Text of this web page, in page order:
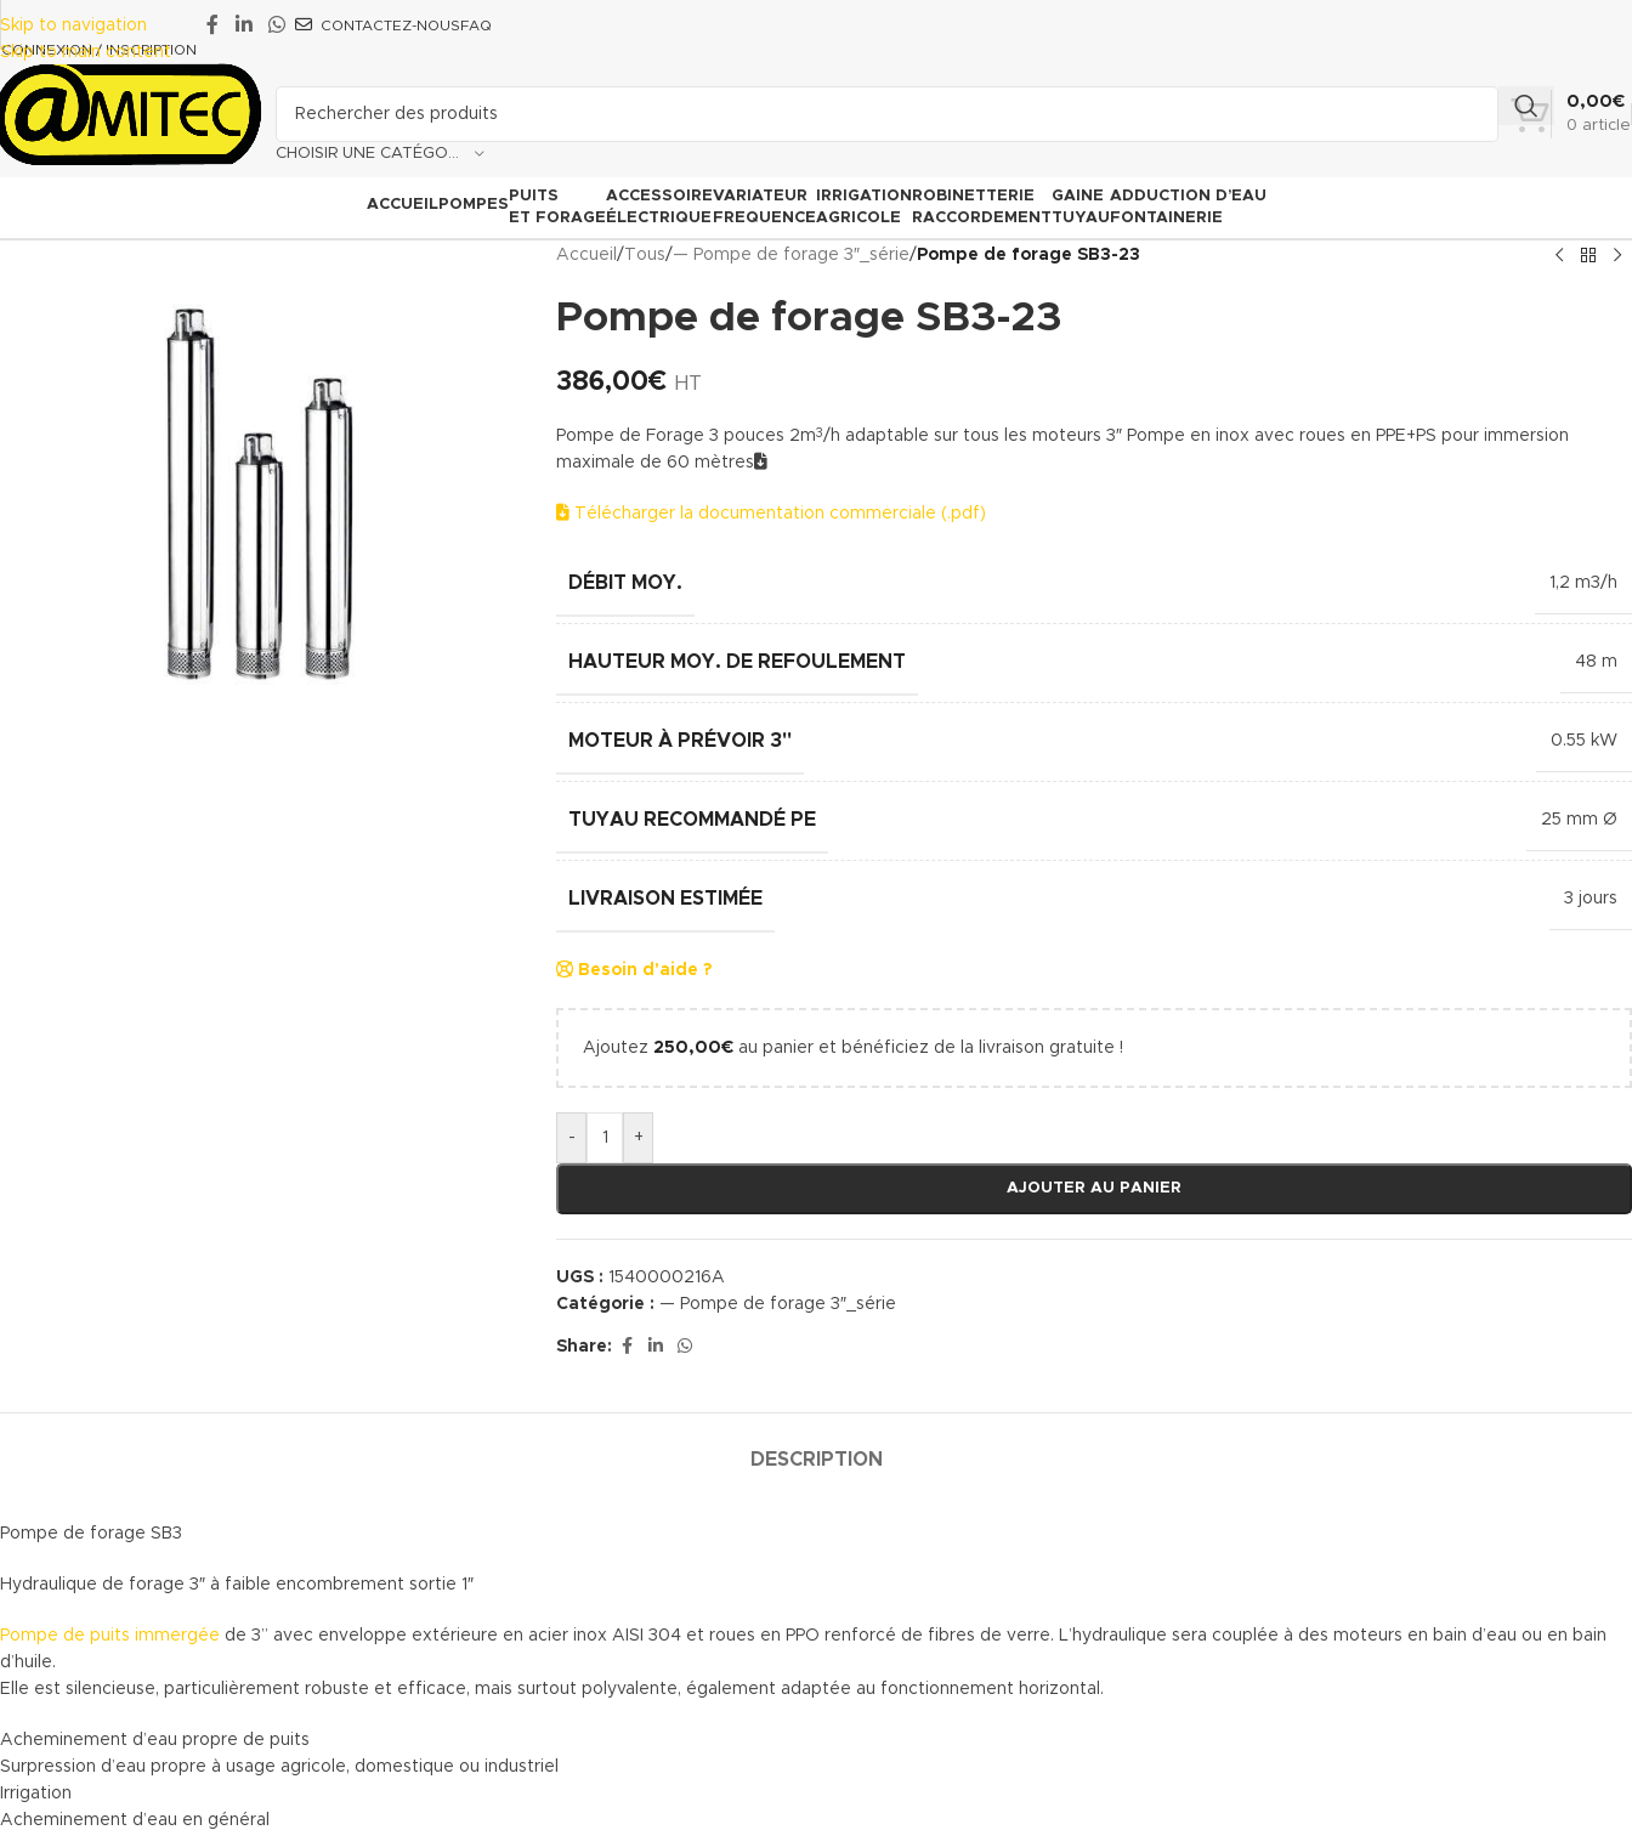
Skip to navigation
Skip to main content
CONNEXION / INSCRIPTION
CONTACTEZ-NOUSFAQ
0 article
0,00€
ACCUEILPOMPES
PUITS
ET FORAGE
ACCESSOIRE
ÉLECTRIQUE
VARIATEUR
FREQUENCE
IRRIGATION
AGRICOLE
ROBINETTERIE
RACCORDEMENT
GAINE
TUYAU
ADDUCTION D’EAU
FONTAINERIE
Accueil / Tous/— Pompe de forage 3″_série/ Pompe de forage SB3-23
Pompe de forage SB3-23
386,00€ HT
Pompe de Forage 3 pouces 2m3/h adaptable sur tous les moteurs 3″ Pompe en inox avec roues en PPE+PS pour immersion
maximale de 60 mètres
Télécharger la documentation commerciale (.pdf)
DÉBIT MOY. 1,2 m3/h
HAUTEUR MOY. DE REFOULEMENT 48 m
MOTEUR À PRÉVOIR 3" 0.55 kW
TUYAU RECOMMANDÉ PE 25 mm Ø
LIVRAISON ESTIMÉE 3 jours
Besoin d'aide ?
Ajoutez 250,00€ au panier et bénéficiez de la livraison gratuite !
- +
AJOUTER AU PANIER
UGS : 1540000216A
Catégorie : — Pompe de forage 3″_série
Share:
DESCRIPTION
Pompe de forage SB3
Hydraulique de forage 3″ à faible encombrement sortie 1″
Pompe de puits immergée de 3” avec enveloppe extérieure en acier inox AISI 304 et roues en PPO renforcé de fibres de verre. L’hydraulique sera couplée à des moteurs en bain d’eau ou en bain
d’huile.
Elle est silencieuse, particulièrement robuste et efficace, mais surtout polyvalente, également adaptée au fonctionnement horizontal.
Acheminement d’eau propre de puits
Surpression d’eau propre à usage agricole, domestique ou industriel
Irrigation
Acheminement d’eau en général